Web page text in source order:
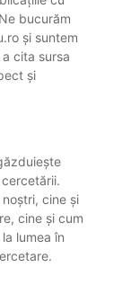
bucurăm
și suntem
cita sursa
și
cine și
cine și cum
lumea în